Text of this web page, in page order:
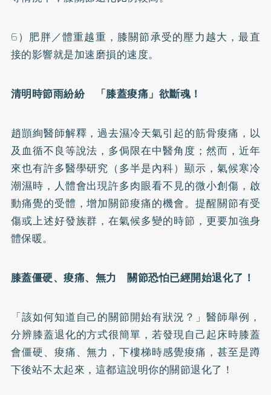
6）肥胖／體重越重，膝關節承受的壓力越大，最直
接的影響就是加速磨損的速度。
清明時節雨紛紛 「膝蓋痠痛」欲斷魂！
趙顗絢醫師解釋，過去濕冷天氣引起的筋骨痠痛，以
及血循不良等說法，多侷限在中醫角度；然而，近年
來也有許多醫學研究（多半是內科）顯示，氣候寒冷
潮濕時，人體會出現許多肉眼看不見的微小創傷，啟
動痛覺的受體，增加關節痠痛的機會。提醒關節有受
傷或上述好發族群，在氣候多變的時節，更要加強身
體保暖。
膝蓋僵硬、痠痛、無力 關節恐怕已經開始退化了！
「該如何知道自己的關節開始有狀況？」醫師舉例，
分辨膝蓋退化的方式很簡單，若發現自己起床時膝蓋
會僵硬、痠痛、無力，下樓梯時感覺痠痛，甚至是蹲
下後站不太起來，這都這說明你的關節退化了！